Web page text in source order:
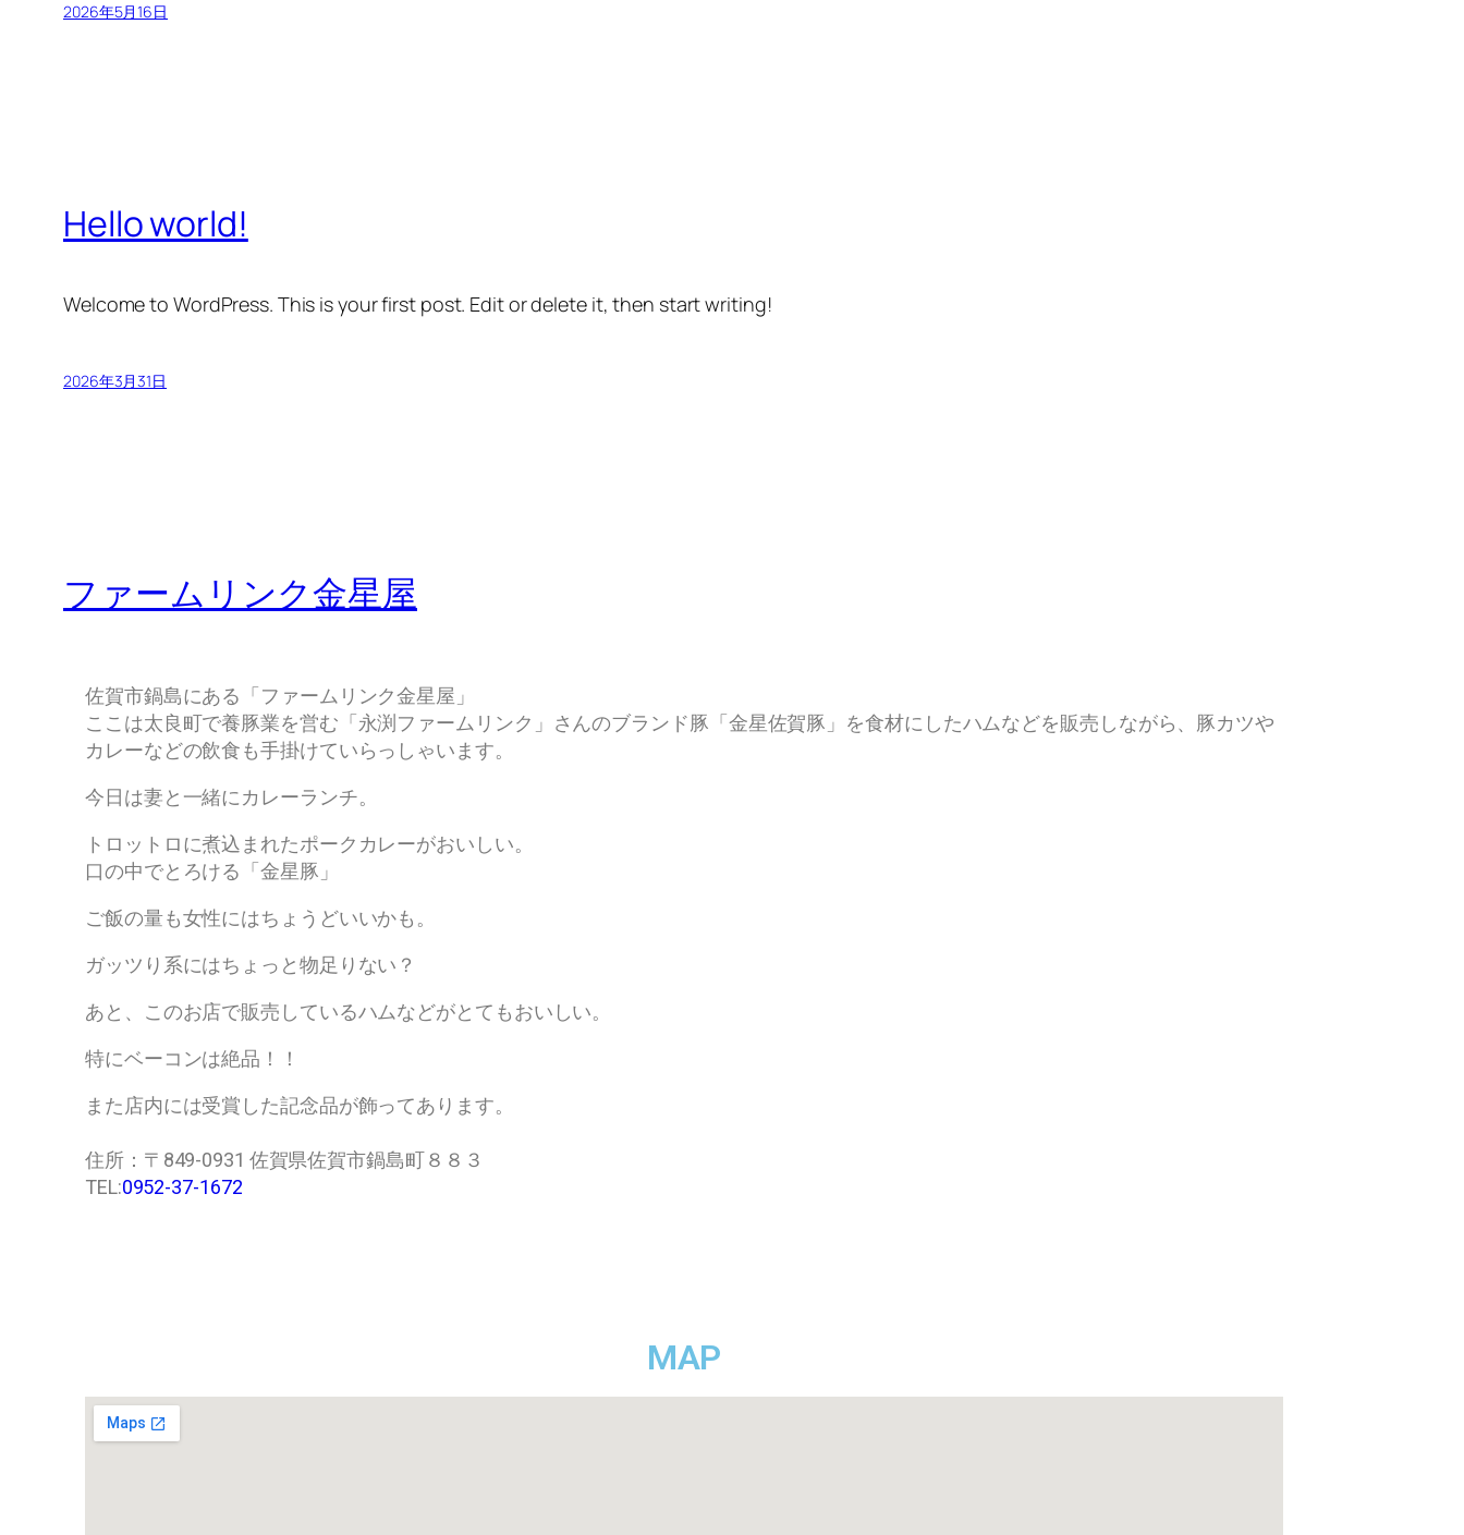
2026年5月16日
Hello world!
Welcome to WordPress. This is your first post. Edit or delete it, then start writing!
2026年3月31日
ファームリンク金星屋
佐賀市鍋島にある「ファームリンク金星屋」
ここは太良町で養豚業を営む「永渕ファームリンク」さんのブランド豚「金星佐賀豚」を食材にしたハムなどを販売しながら、豚カツや
カレーなどの飲食も手掛けていらっしゃいます。
今日は妻と一緒にカレーランチ。
トロットロに煮込まれたポークカレーがおいしい。
口の中でとろける「金星豚」
ご飯の量も女性にはちょうどいいかも。
ガッツり系にはちょっと物足りない？
あと、このお店で販売しているハムなどがとてもおいしい。
特にベーコンは絶品！！
また店内には受賞した記念品が飾ってあります。
住所：〒849-0931 佐賀県佐賀市鍋島町８８３
TEL:0952-37-1672
MAP